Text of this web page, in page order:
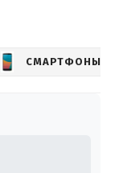
СМАРТФОНЫ